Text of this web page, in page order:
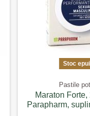
Stoc
Pastile
Maraton
Parapharm,